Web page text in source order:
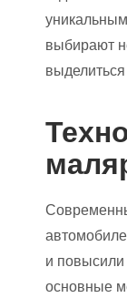
выбирают
и повысили
основные